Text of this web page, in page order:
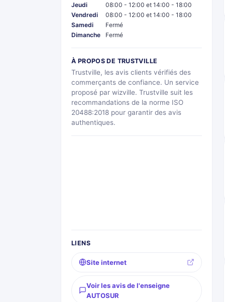
Jeudi
08:00 - 12:00 et 14:00 - 18:00
Vendredi
08:00 - 12:00 et 14:00 - 18:00
Samedi
Fermé
Dimanche
Fermé
À PROPOS DE TRUSTVILLE
Trustville, les avis clients vérifiés des
commerçants de confiance. Un service
proposé par wizville. Trustville suit les
recommandations de la norme ISO
20488:2018 pour garantir des avis
authentiques.
LIENS
Site internet
Voir les avis de l'enseigne
AUTOSUR